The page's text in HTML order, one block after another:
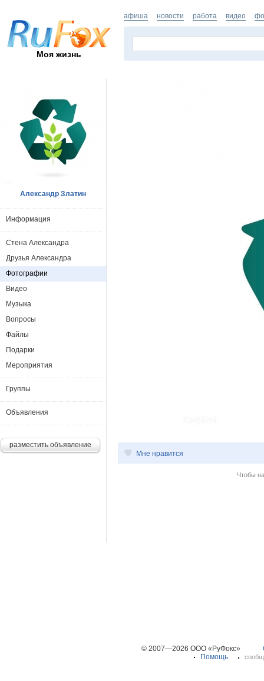
Моя жизнь
афиша новости работа видео
Мне нравится
Чтобы
Александр Златин
Информация
Стена Александра
Друзья Александра
Фотографии
Видео
Музыка
Вопросы
Файлы
Подарки
Мероприятия
Группы
Объявления
разместить объявление
© 2007—2026 ООО «РуФокс»
Помощь